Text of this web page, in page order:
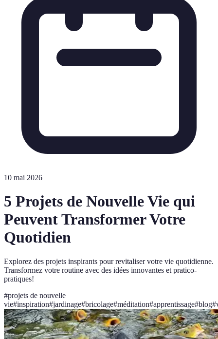
10 mai 2026
5 Projets de Nouvelle Vie qui
Peuvent Transformer Votre
Quotidien
Explorez des projets inspirants pour revitaliser votre vie quotidienne.
Transformez votre routine avec des idées innovantes et pratico-
pratiques!
#projets de nouvelle
vie#inspiration#jardinage#bricolage#méditation#apprentissage#blog#